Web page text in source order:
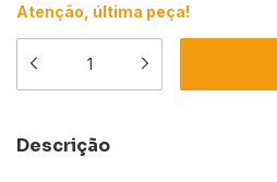
Atenção, última peça!
Descrição